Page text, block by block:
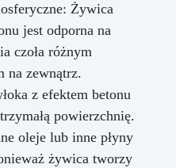
Żywica
jest odporna na
czoła różnym
na zewnątrz.
z efektem betonu
powierzchnię.
oleje lub inne płyny
żywica tworzy